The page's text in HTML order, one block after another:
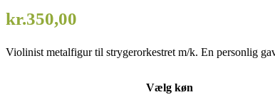
kr.350,00
Violinist metalfigur til strygerorkestret m/k. En personlig
Vælg køn